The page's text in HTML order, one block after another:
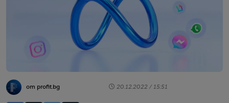
от profit.bg 20.12.2022 / 15:51